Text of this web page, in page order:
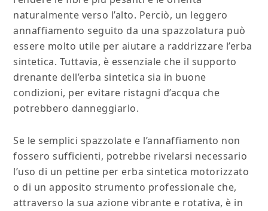
naturalmente verso l’alto. Perciò, un leggero
annaffiamento seguito da una spazzolatura può
essere molto utile per aiutare a raddrizzare l’erba
sintetica. Tuttavia, è essenziale che il supporto
drenante dell’erba sintetica sia in buone
condizioni, per evitare ristagni d’acqua che
potrebbero danneggiarlo.
Se le semplici spazzolate e l’annaffiamento non
fossero sufficienti, potrebbe rivelarsi necessario
l’uso di un pettine per erba sintetica motorizzato
o di un apposito strumento professionale che,
attraverso la sua azione vibrante e rotativa, è in